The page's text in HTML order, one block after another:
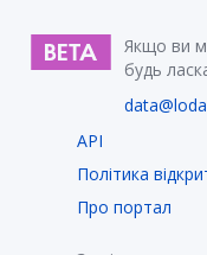
Якщо ви
будь
API
Політика
Про портал